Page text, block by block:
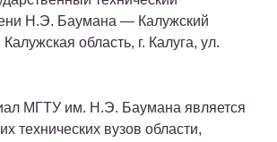
Н.Э. Баумана — Калужский
область, г. Калуга, ул.
МГТУ им. Н.Э. Баумана является
технических вузов области,